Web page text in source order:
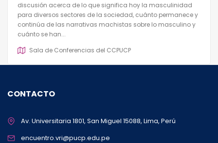
discusión acerca de lo que significa hoy la masculinidad
para diversos sectores de la sociedad, cuánto permanece y
continúa de las narrativas machistas sobre lo masculino y
cuánto se han...
Sala de Conferencias del CCPUCP
CONTACTO
Av. Universitaria 1801, San Miguel 15088, Lima, Perú
encuentro.vri@pucp.edu.pe